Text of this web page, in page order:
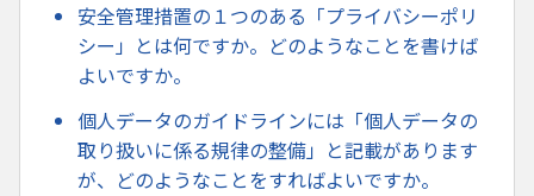
安全管理措置の１つのある「プライバシーポリ
シー」とは何ですか。どのようなことを書けば
よいですか。
個人データのガイドラインには「個人データの
取り扱いに係る規律の整備」と記載があります
が、どのようなことをすればよいですか。